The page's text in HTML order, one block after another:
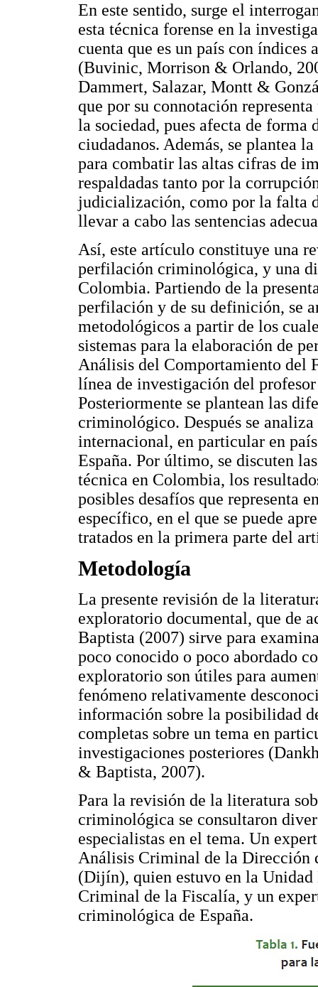
En este sentido, surge el
esta técnica forense en la
cuenta que es un país con
(Buvinic, Morrison & Orlando,
Dammert, Salazar, Montt &
que por su connotación
la sociedad, pues afecta de forma
ciudadanos. Además, se plantea
para combatir las altas cifras de
respaldadas tanto por la
judicialización, como por la falta
llevar a cabo las sentencias
Así, este artículo constituye una
perfilación criminológica, y una
Colombia. Partiendo de la
perfilación y de su definición, se
metodológicos a partir de los
sistemas para la elaboración de
Análisis del Comportamiento del
línea de investigación del
Posteriormente se plantean las
criminológico. Después se
internacional, en particular en
España. Por último, se discuten
técnica en Colombia, los
posibles desafíos que representa
específico, en el que se puede
tratados en la primera parte del
Metodología
La presente revisión de la
exploratorio documental, que de
Baptista (2007) sirve para
poco conocido o poco abordado
exploratorio son útiles para
fenómeno relativamente
información sobre la posibilidad
completas sobre un tema en
investigaciones posteriores
& Baptista, 2007).
Para la revisión de la literatura
criminológica se consultaron
especialistas en el tema. Un
Análisis Criminal de la Dirección
(Dijín), quien estuvo en la
Criminal de la Fiscalía, y un
criminológica de España.